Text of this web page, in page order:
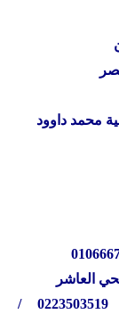
محمد داوود
40 شارع محمد كامل الحارونی 0223503519 /